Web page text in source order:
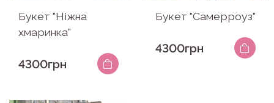
Букет "Ніжна
хмаринка"
4300грн
Букет "Самерроуз"
4300грн